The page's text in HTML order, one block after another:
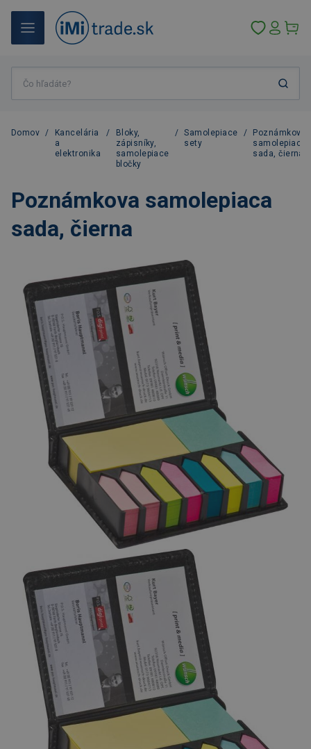
Domov /
Kancelária
a
elektronika
/
Bloky,
zápisníky,
samolepiace
bločky
/
Samolepiace
sety
/
Poznámkova
samolepiaca
sada, čierna
Poznámkova samolepiaca
sada, čierna